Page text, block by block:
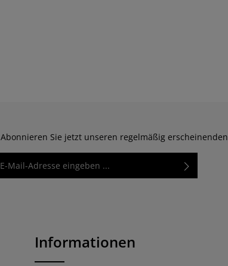
Abonnieren Sie jetzt unseren regelmäßig
Informationen